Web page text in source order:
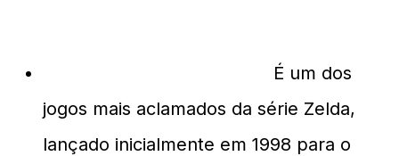
É um dos
jogos mais aclamados da série Zelda,
lançado inicialmente em 1998 para o